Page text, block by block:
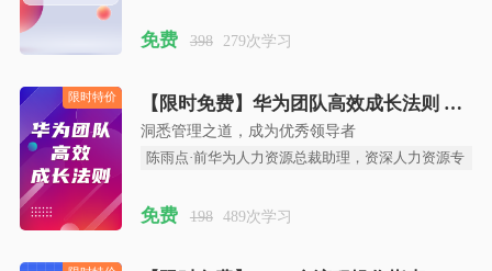
限时特价
免费 398 279次学习
【限时免费】华为团队高效成长法则
洞悉管理之道，成为优秀领导者
陈雨点·前华为人力资源总裁助理，资深人力资源专
免费 198 489次学习